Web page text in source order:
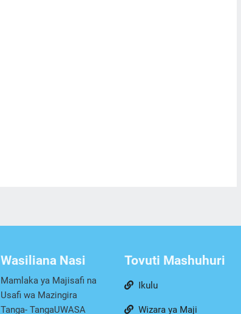
Wasiliana Nasi
Mamlaka ya Majisafi na
Usafi wa Mazingira
Tanga- TangaUWASA
Tovuti Mashuhuri
Ikulu
Wizara ya Maji